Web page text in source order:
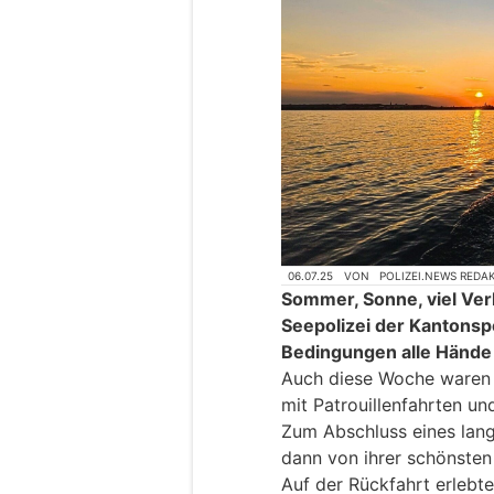
06.07.25 VON POLIZEI.NEWS
Sommer, Sonne, viel
Seepolizei der
Bedingungen alle
Auch diese Woche
mit Patrouillenfahrten
Zum Abschluss eines
dann von ihrer
Auf der Rückfahrt